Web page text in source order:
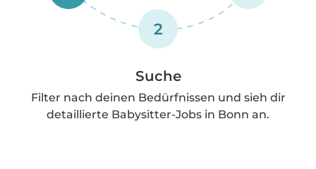
2
Suche
Filter nach deinen Bedürfnissen und sieh dir
detaillierte Babysitter-Jobs in Bonn an.